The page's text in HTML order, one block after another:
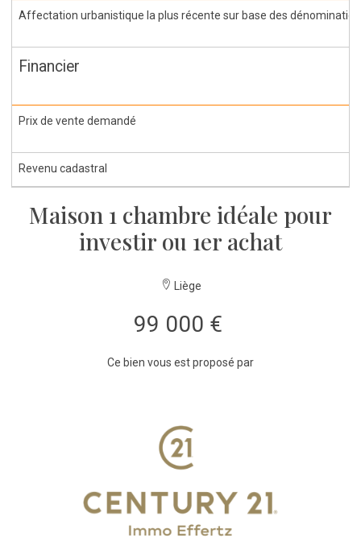
Affectation urbanistique la plus récente sur base des
Financier
Prix de vente demandé
Revenu cadastral
Maison 1 chambre idéale pour
investir ou 1er achat
Liège
99 000 €
Ce bien vous est proposé par